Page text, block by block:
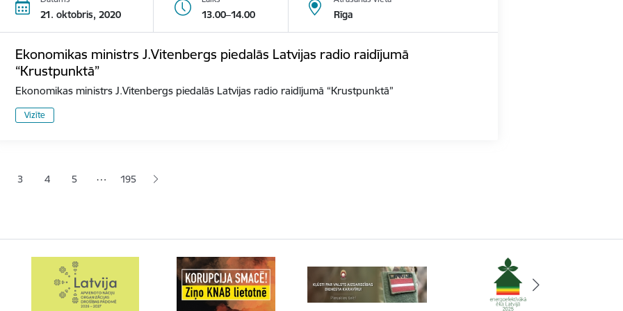
21. oktobris, 2020 13.00–14.00 Rīga
Ekonomikas ministrs J.Vitenbergs piedalās Latvijas radio raidījumā
“Krustpunktā”
Ekonomikas ministrs J.Vitenbergs piedalās Latvijas radio raidījumā “Krustpunktā”
Vizīte
lapaLapa
3 Lapa
4 Lapa
5 … 195